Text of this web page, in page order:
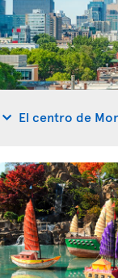
El centro de